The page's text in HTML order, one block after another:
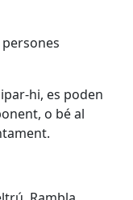
hi, es poden
o bé al